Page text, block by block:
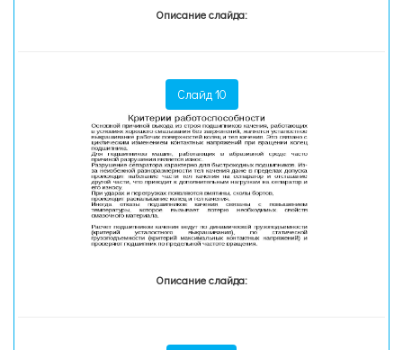
Описание слайда:
Слайд 10
Описание слайда: